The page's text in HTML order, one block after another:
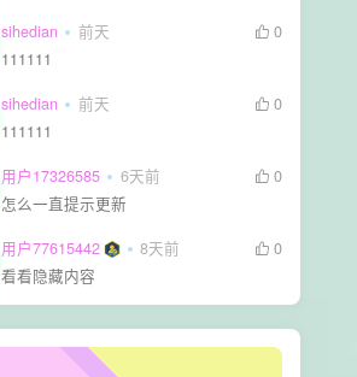
sihedian 前天
0
111111
sihedian 前天
0
111111
用户17326585 6天前
0
怎么一直提示更新
用户77615442 8天前
0
看看隐藏内容生活也美好了！
心情也舒畅了！